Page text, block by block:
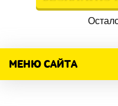
МЕНЮ САЙТА